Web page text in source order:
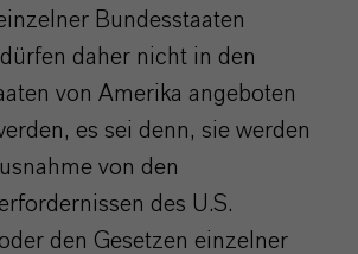
Bundesstaaten
daher nicht in den
von Amerika angeboten
es sei denn, sie werden
von den
des U.S.
den Gesetzen einzelner